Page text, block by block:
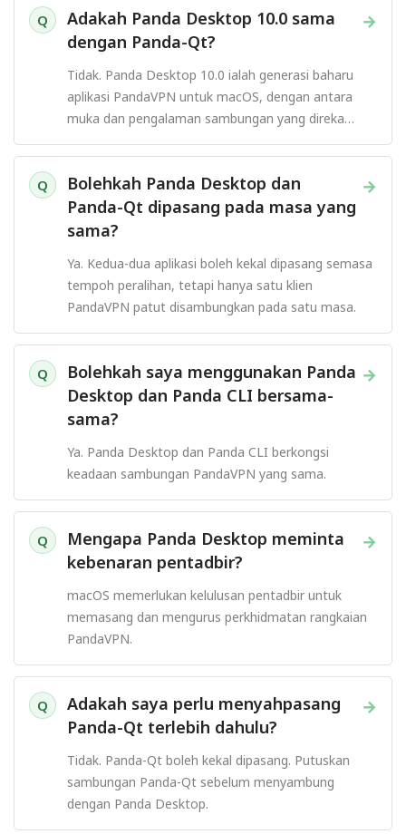
Q →
Adakah Panda Desktop 10.0 sama
dengan Panda-Qt?
Tidak. Panda Desktop 10.0 ialah generasi baharu
aplikasi PandaVPN untuk macOS, dengan antara
muka dan pengalaman sambungan yang direka
semula.
Q →
Bolehkah Panda Desktop dan
Panda-Qt dipasang pada masa yang
sama?
Ya. Kedua-dua aplikasi boleh kekal dipasang semasa
tempoh peralihan, tetapi hanya satu klien
PandaVPN patut disambungkan pada satu masa.
Q →
Bolehkah saya menggunakan Panda
Desktop dan Panda CLI bersama-
sama?
Ya. Panda Desktop dan Panda CLI berkongsi
keadaan sambungan PandaVPN yang sama.
Q →
Mengapa Panda Desktop meminta
kebenaran pentadbir?
macOS memerlukan kelulusan pentadbir untuk
memasang dan mengurus perkhidmatan rangkaian
PandaVPN.
Q →
Adakah saya perlu menyahpasang
Panda-Qt terlebih dahulu?
Tidak. Panda-Qt boleh kekal dipasang. Putuskan
sambungan Panda-Qt sebelum menyambung
dengan Panda Desktop.